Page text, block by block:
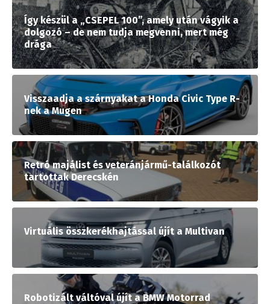
Így készül a „CSEPEL 100”, amely után vágyik a
dolgozó – de nem tudja megvenni, mert még
drága
Visszaadja a szárnyakat a Honda Civic Type R-
nek a Mugen
Retró majálist és veteránjármű-találkozót
tartottak Derecskén
Virtuális összkerékhajtással újít a Multivan
Robotizált váltóval újít a BMW Motorrad